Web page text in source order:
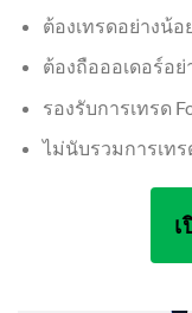
ต้องเทรดอย่างน้อ
ต้องถือออเดอร์อย่
รองรับการเทรด
ไม่นับรวมการเท